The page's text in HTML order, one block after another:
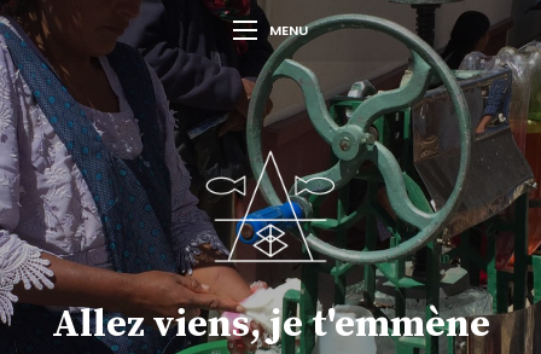
MENU
Allez viens, je t'emmène